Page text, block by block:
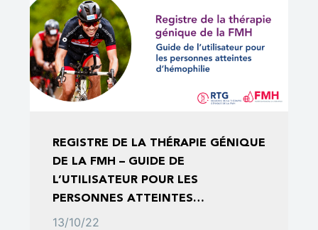
REGISTRE DE LA THÉRAPIE GÉNIQUE
DE LA FMH – GUIDE DE
L’UTILISATEUR POUR LES
PERSONNES ATTEINTES
D’HÉMOPHILIE
13/10/22